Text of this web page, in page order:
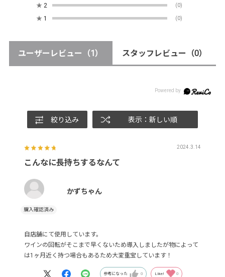
★ 2 (0)
★ 1 (0)
ユーザーレビュー （1） スタッフレビュー （0）
絞り込み 表示：新しい順
2024.3.14
こんなに長持ちするなんて
かずちゃん
自店舗にて使用しています。
ワインの回転がそこまで早くないため導入しましたが物によって
は1ヶ月近く持つ場合もあるため大変重宝しています！
参考になった 0 Like! 0